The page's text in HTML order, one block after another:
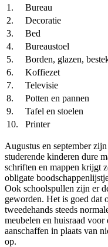
1.
Bureau
2.
Decoratie
3.
Bed
4.
Bureaustoel
5.
Borden, glazen,
6.
Koffiezet
7.
Televisie
8.
Potten en pannen
9.
Tafel en stoelen
10.
Printer
Augustus en september
studerende kinderen dure
schriften en mappen krijgt
obligate
Ook schoolspullen zijn er
geworden. Het is goed dat
tweedehands steeds
meubelen en huisraad voor
aanschaffen in plaats van
op.